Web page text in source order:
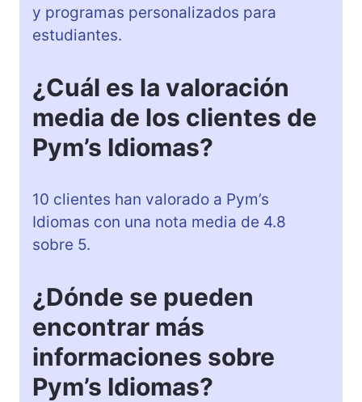
y programas personalizados para
estudiantes.
¿Cuál es la valoración
media de los clientes de
Pym’s Idiomas?
10 clientes han valorado a Pym’s
Idiomas con una nota media de 4.8
sobre 5.
¿Dónde se pueden
encontrar más
informaciones sobre
Pym’s Idiomas?